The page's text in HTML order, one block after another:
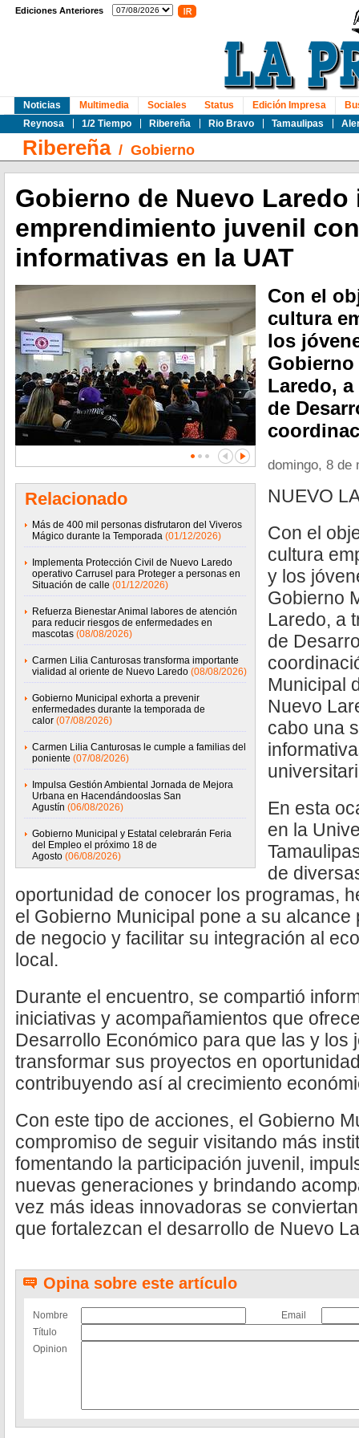
Ediciones Anteriores
Noticias
Reynosa
1/2 Tiempo Ribereña Rio Bravo Tamaulipas
Multimedia Sociales Status Edición Impresa
Ribereña/ Gobierno
Gobierno de Nuevo Laredo
emprendimiento juvenil
informativas en la UAT
Relacionado
Más de 400 mil personas disfrutaron del Viveros
Mágico durante la Temporada (01/12/2026)
Implementa Protección Civil de Nuevo Laredo
operativo Carrusel para Proteger a personas en
Situación de calle (01/12/2026)
Refuerza Bienestar Animal labores de atención
para reducir riesgos de enfermedades en
mascotas (08/08/2026)
Carmen Lilia Canturosas transforma importante
vialidad al oriente de Nuevo Laredo (08/08/2026)
Gobierno Municipal exhorta a prevenir
enfermedades durante la temporada de
calor (07/08/2026)
Carmen Lilia Canturosas le cumple a familias del
poniente (07/08/2026)
Impulsa Gestión Ambiental Jornada de Mejora
Urbana en Hacendándooslas San
Agustín (06/08/2026)
Gobierno Municipal y Estatal celebrarán Feria
del Empleo el próximo 18 de
Agosto (06/08/2026)
Con el
cultura
los
Laredo,
de
domingo, 8 de
NUEVO
Con el
cultura
y los
Gobierno
Laredo, a
de
Municipal
Nuevo
cabo una
En esta
en la
de
oportunidad de conocer los programas,
el Gobierno Municipal pone a su
de negocio y facilitar su integración al
local.
Durante el encuentro, se compartió
iniciativas y acompañamientos que
Desarrollo Económico para que las y los
transformar sus proyectos en
contribuyendo así al crecimiento
Con este tipo de acciones, el Gobierno
compromiso de seguir visitando más
fomentando la participación juvenil,
nuevas generaciones y brindando
vez más ideas innovadoras se
que fortalezcan el desarrollo de Nuevo
Opina sobre este artículo
Nombre
Email
Título
Opinion